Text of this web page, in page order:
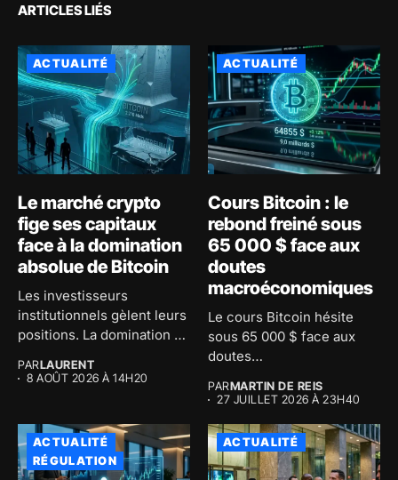
ARTICLES LIÉS
ACTUALITÉ
Le marché crypto
fige ses capitaux
face à la domination
absolue de Bitcoin
Les investisseurs
institutionnels gèlent leurs
positions. La domination de
PARLAURENT
8 AOÛT 2026 À 14H20
ACTUALITÉ
Cours Bitcoin : le
rebond freiné sous
65 000 $ face aux
doutes
macroéconomiques
Le cours Bitcoin hésite
sous 65 000 $ face aux
doutes
PARMARTIN DE REIS
27 JUILLET 2026 À 23H40
ACTUALITÉ
RÉGULATION
ACTUALITÉ